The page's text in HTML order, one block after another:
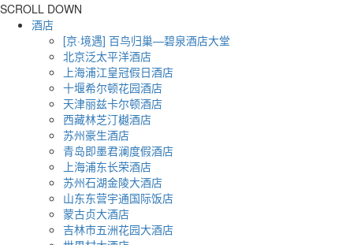
SCROLL DOWN
酒店
[京·境遇] 百鸟归巢—碧泉酒店大堂
北京泛太平洋酒店
上海浦江皇冠假日酒店
十堰希尔顿花园酒店
天津丽兹卡尔顿酒店
西藏林芝汀樾酒店
苏州豪生酒店
青岛即墨君澜度假酒店
上海浦东长荣酒店
苏州石湖金陵大酒店
山东东营宇通国际饭店
蒙古贞大酒店
吉林市五洲花园大酒店